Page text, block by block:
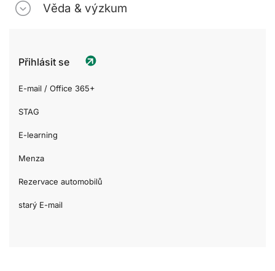
Věda & výzkum
Přihlásit se
E-mail / Office 365+
STAG
E-learning
Menza
Rezervace automobilů
starý E-mail